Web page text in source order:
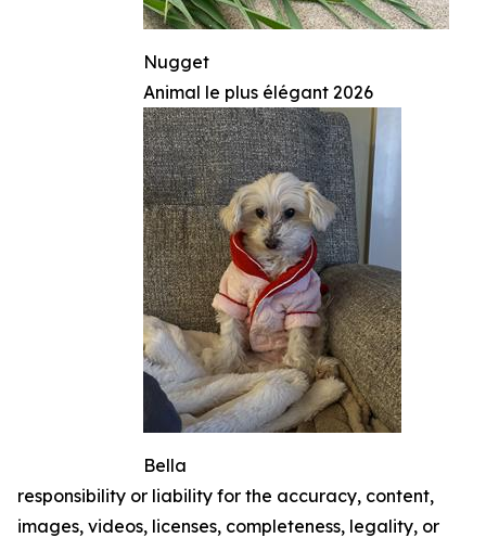
Nugget
Animal le plus élégant 2026
Bella
responsibility or liability for the accuracy, content,
images, videos, licenses, completeness, legality, or